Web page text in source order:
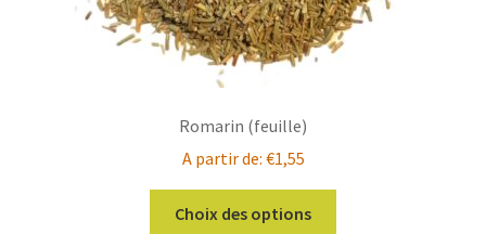
Romarin (feuille)
A partir de: €1,55
Choix des options